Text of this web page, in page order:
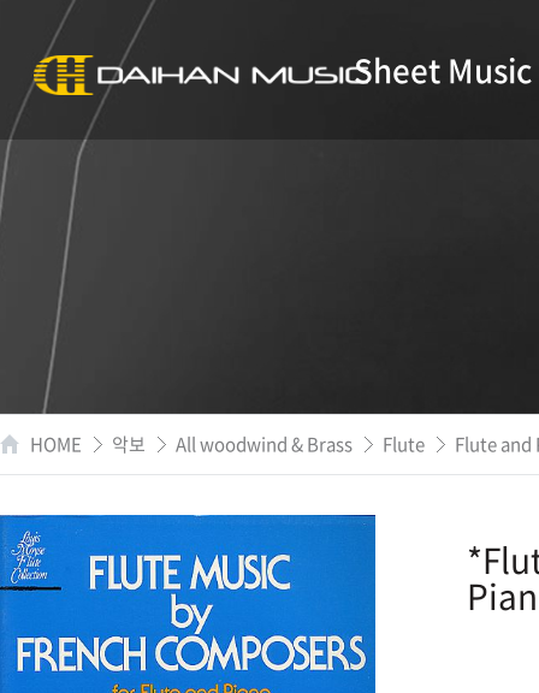
Sheet Music
HOME 악보 All woodwind & Brass Flute Flute and